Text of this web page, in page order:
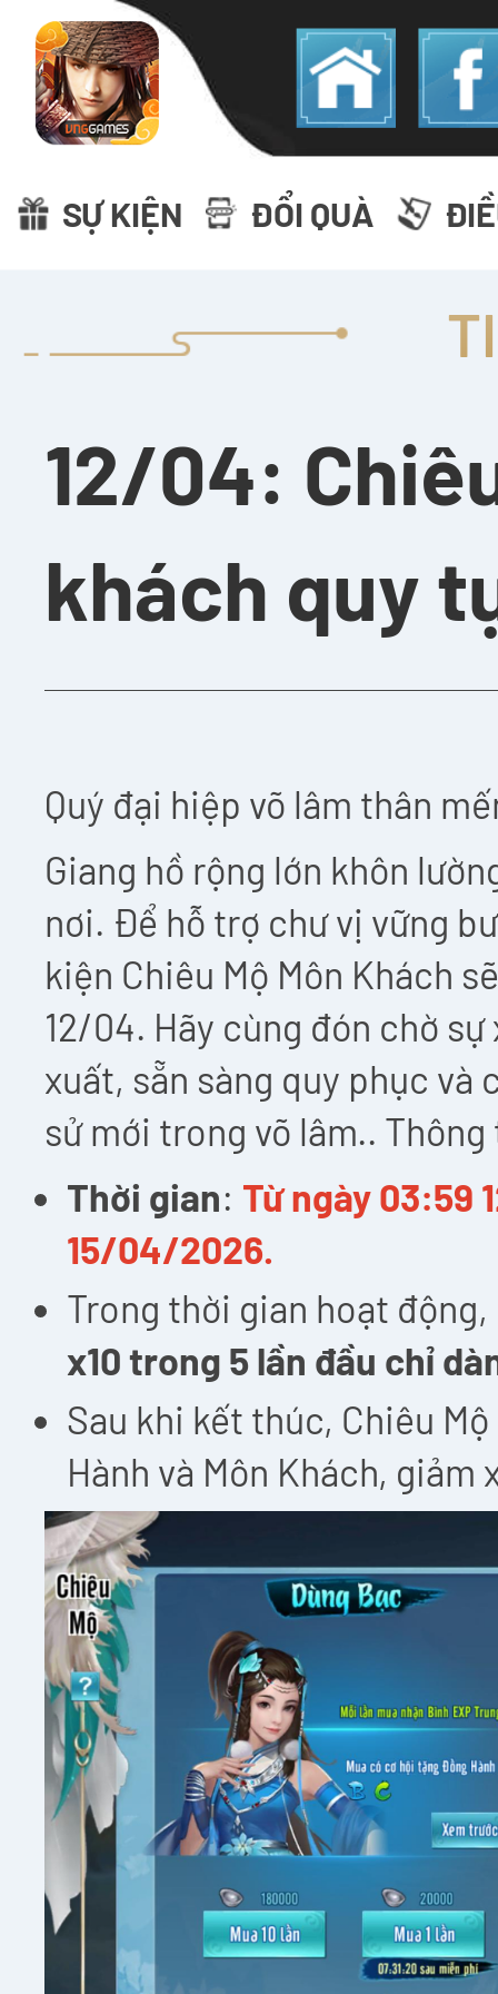
12/04:
khách quy
Quý đại hiệp võ lâm thân
Giang hồ rộng lớn khôn
nơi. Để hỗ trợ chư vị vững
kiện Chiêu Mộ Môn Khách
12/04. Hãy cùng đón chờ
xuất, sẵn sàng quy phục và
sử mới trong võ lâm..
Thời gian: Từ ngày 03:59
15/04/2026.
Trong thời gian hoạt
x10 trong 5 lần đầu chỉ
Sau khi kết thúc, Chiêu
Hành và Môn Khách,
SỰ KIỆN ĐỔI QUÀ